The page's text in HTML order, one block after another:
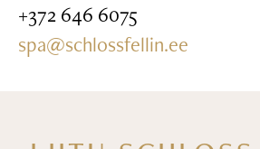
+372 646 6075
spa@schlossfellin.ee